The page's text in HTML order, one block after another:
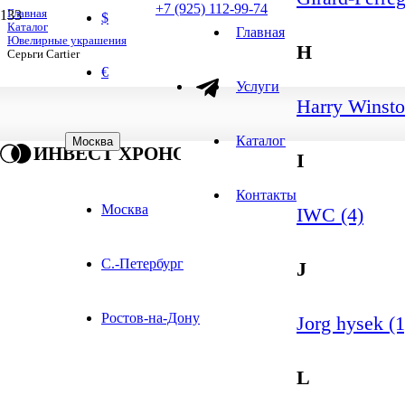
+7 (925) 112-99-74
$
€
Москва
Москва
С.-Петербург
Ростов-на-Дону
Главная
Услуги
Каталог
Контакты
H
Harry
I
IWC (4)
J
Jorg hysek
L
ИНВЕСТ ХРОНО
Главная
Каталог
Ювелирные украшения
Серьги Cartier